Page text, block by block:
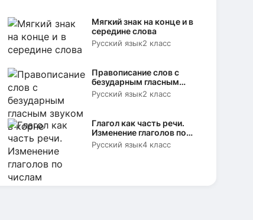
Мягкий знак на конце и в
середине слова
Русский язык2 класс
Правописание слов с
безударным гласным
звуком в корне
Русский язык2 класс
Глагол как часть речи.
Изменение глаголов по
числам
Русский язык4 класс